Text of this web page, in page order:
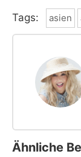
Tags: asien
Ähnliche